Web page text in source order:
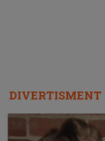
DIVERTISMENT